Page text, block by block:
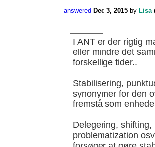
answered Dec 3, 2015 by Lisa (
I ANT er der rigtig
eller mindre det
forskellige tider..
Stabilisering,
synonymer for den
fremstå som
Delegering,
problematization